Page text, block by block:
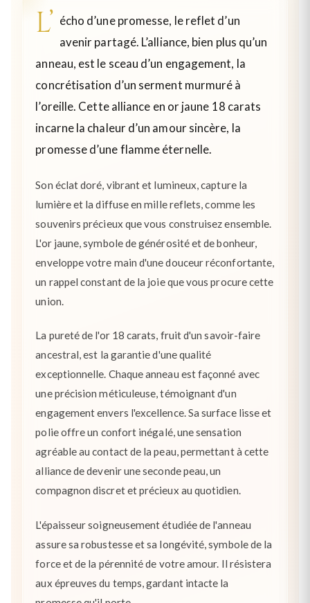
L’ écho d’une promesse, le reflet d’un
avenir partagé. L’alliance, bien plus qu’un
anneau, est le sceau d’un engagement, la
concrétisation d’un serment murmuré à
l’oreille. Cette alliance en or jaune 18 carats
incarne la chaleur d’un amour sincère, la
promesse d’une flamme éternelle.
Son éclat doré, vibrant et lumineux, capture la
lumière et la diffuse en mille reflets, comme les
souvenirs précieux que vous construisez ensemble.
L'or jaune, symbole de générosité et de bonheur,
enveloppe votre main d'une douceur réconfortante,
un rappel constant de la joie que vous procure cette
union.
La pureté de l'or 18 carats, fruit d'un savoir-faire
ancestral, est la garantie d'une qualité
exceptionnelle. Chaque anneau est façonné avec
une précision méticuleuse, témoignant d'un
engagement envers l'excellence. Sa surface lisse et
polie offre un confort inégalé, une sensation
agréable au contact de la peau, permettant à cette
alliance de devenir une seconde peau, un
compagnon discret et précieux au quotidien.
L'épaisseur soigneusement étudiée de l'anneau
assure sa robustesse et sa longévité, symbole de la
force et de la pérennité de votre amour. Il résistera
aux épreuves du temps, gardant intacte la